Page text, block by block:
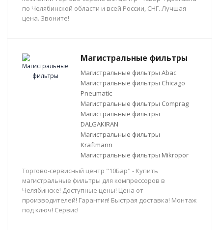
по Челябинской области и всей России, СНГ. Лучшая
цена. Звоните!
Магистральные фильтры
Магистральные фильтры Abac
Магистральные фильтры Chicago
Pneumatic
Магистральные фильтры Comprag
Магистральные фильтры
DALGAKIRAN
Магистральные фильтры
Kraftmann
Магистральные фильтры Mikropor
Торгово-сервисный центр "10Бар" - Купить
магистральные фильтры для компрессоров в
Челябинске! Доступные цены! Цена от
производителей! Гарантия! Быстрая доставка! Монтаж
под ключ! Сервис!